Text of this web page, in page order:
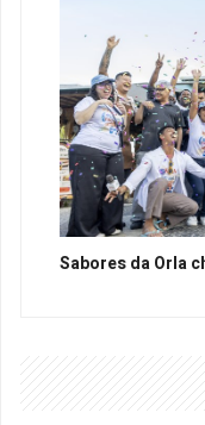
Sabores da Orla